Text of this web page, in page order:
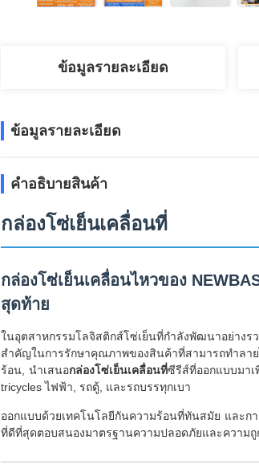
ข้อมูลรายละเอียด
ข้อมูลรายละเอียด
คําอธิบายสินค้า
กล่องโซ่เย็นเคลื่อนที่
กล่องโซ่เย็นเคลื่อนไหวของ
สุดท้าย
ในอุตสาหกรรมโลจิสติกส์โซ่เย็นที่กําลังพัฒนาอย่า
สําคัญในการรักษาคุณภาพของสินค้าที่สามารถทําล
ร้อน, นําเสนอกล่องโซ่เย็นเคลื่อนที่ซีรีส์ที่ออกแบบมาเ
tricycles ไฟฟ้า, รถตู้, และรถบรรทุกเบา
ออกแบบด้วยเทคโนโลยีกันความร้อนที่ทันสมัย และก
ที่ดีที่สุดตอบสนองมาตรฐานความปลอดภัยและความถู